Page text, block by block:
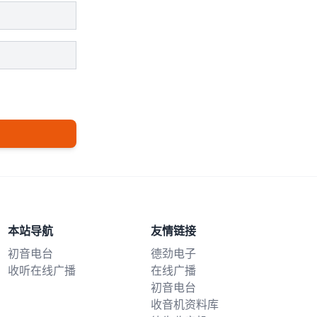
本站导航
初音电台
收听在线广播
友情链接
德劲电子
在线广播
初音电台
收音机资料库